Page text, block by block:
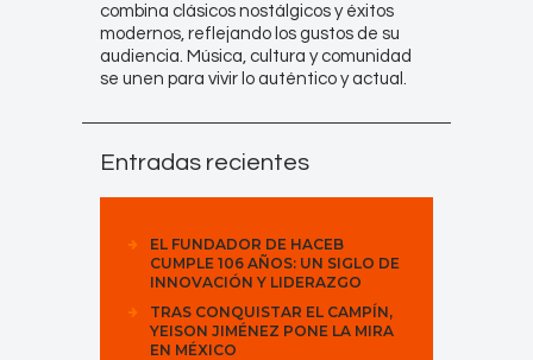
combina clásicos nostálgicos y éxitos
modernos, reflejando los gustos de su
audiencia. Música, cultura y comunidad
se unen para vivir lo auténtico y actual.
Entradas recientes
EL FUNDADOR DE HACEB
CUMPLE 106 AÑOS: UN SIGLO DE
INNOVACIÓN Y LIDERAZGO
TRAS CONQUISTAR EL CAMPÍN,
YEISON JIMÉNEZ PONE LA MIRA
EN MÉXICO